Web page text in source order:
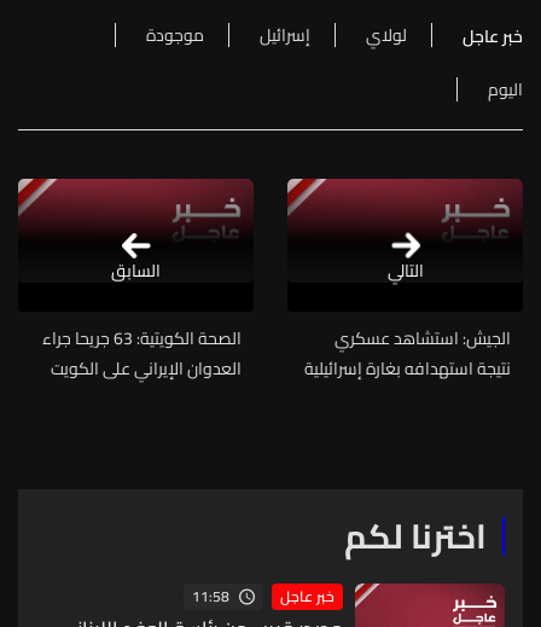
خبر عاجل لولاي إسرائيل
موجودة
اليوم
التالي
الجيش: استشاهد عسكري
نتيجة استهدافه بغارة إسرائيلية
الصحة الكويتية: 63 جريحا جراء
العدوان الإيراني على الكويت
السابق
اخترنا لكم
خبر عاجل 11:58